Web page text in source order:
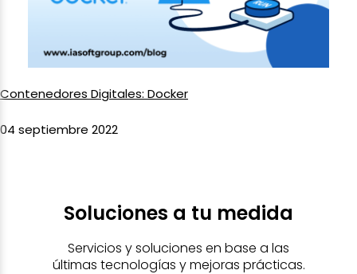
Contenedores Digitales: Docker
04 septiembre 2022
Soluciones a tu medida
Servicios y soluciones en base a las
últimas tecnologías y mejoras prácticas.